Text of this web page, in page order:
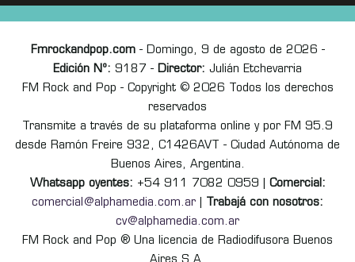
Fmrockandpop.com- Domingo, 9 de agosto de 2026 -
Edición Nº: 9187 - Director: Julián Etchevarria
FM Rock and Pop - Copyright © 2026 Todos los derechos
reservados
Transmite a través de su plataforma online y por FM 95.9
desde Ramón Freire 932, C1426AVT - Ciudad Autónoma de
Buenos Aires, Argentina.
Whatsapp oyentes: +54 911 7082 0959 | Comercial:
comercial@alphamedia.com.ar
Trabajá con nosotros:
cv@alphamedia.com.ar
FM Rock and Pop ® Una licencia de Radiodifusora Buenos